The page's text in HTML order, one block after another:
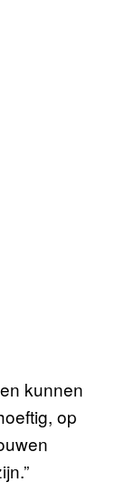
kunnen
op